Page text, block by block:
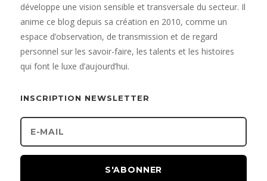
développe une vision sensible et transversale du secteur. Il
anime ce blog depuis sa création en 2010, comme un
espace d’observation, de transmission et de regard
personnel sur les savoir-faire, les talents et les histoires
qui font le luxe d’aujourd’hui.
INSCRIPTION NEWSLETTER
S'ABONNER